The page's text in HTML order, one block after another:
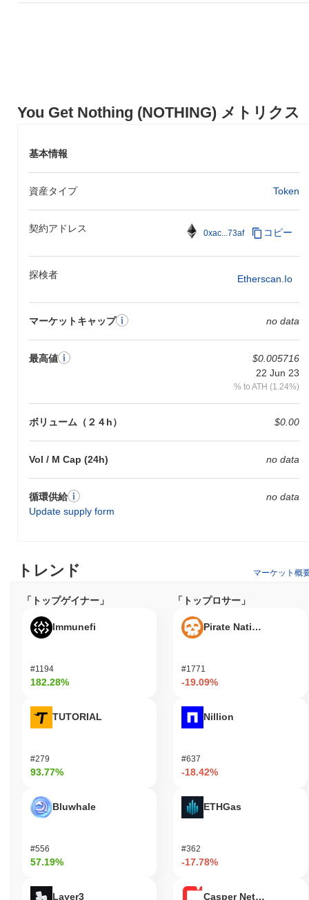
You Get Nothing (NOTHING) メトリクス
基本情報
資産タイプ Token
契約アドレス 0xac...73af コピー
探検者 Etherscan.io
マーケットキャップ no data
最高値
$0.005716
22 Jun 23
% to ATH (1.24%)
ボリューム（２４h） $0.00
Vol / M Cap (24h) no data
循環供給
Update supply form
no data
トレンド マーケット概
「トップゲイナー」
Immunefi
#1194
182.28%
TUTORIAL
#279
93.77%
Bluwhale
#556
57.19%
Layer3
「トップロサー」
Pirate Nation Token
#1771
-19.09%
Nillion
#637
-18.42%
ETHGas
#362
-17.78%
Casper Network